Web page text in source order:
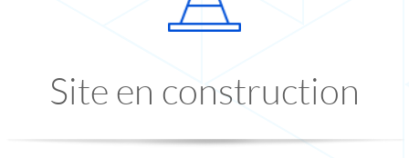
Site en construction